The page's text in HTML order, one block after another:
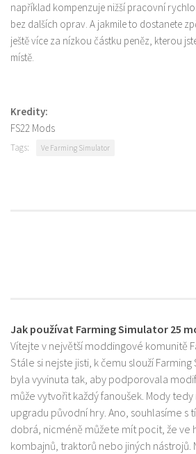
například kompenzuje nižší pracovní
bez dalších oprav. A jakmile to dostanete
ještě více za nízkou částku peněz, kterou
místě.
Kredity:
FS22 Mods
Tags: Ve Farming Simulator
Jak používat Farming Simulator 25
Vítejte v největší moddingové komunitě
Stále si nejste jisti, k čemu slouží
byla vyvinuta tak, aby podporovala
může vytvořit každý fanoušek. Mody
upgradu původní hry. Ano, souhlasíme s
dobrá, nicméně můžete mít pocit, že
kombajnů, traktorů nebo jiných nástrojů.